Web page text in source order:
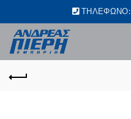
ΤΗΛΕΦΩΝΟ: